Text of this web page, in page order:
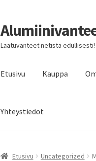
Siirry
navigointiin
Siirry
sisältöön
Laatuvanteet netistä edullisesti!
Etusivu Kauppa
Yhteystiedot
Etusivu Uncategorized